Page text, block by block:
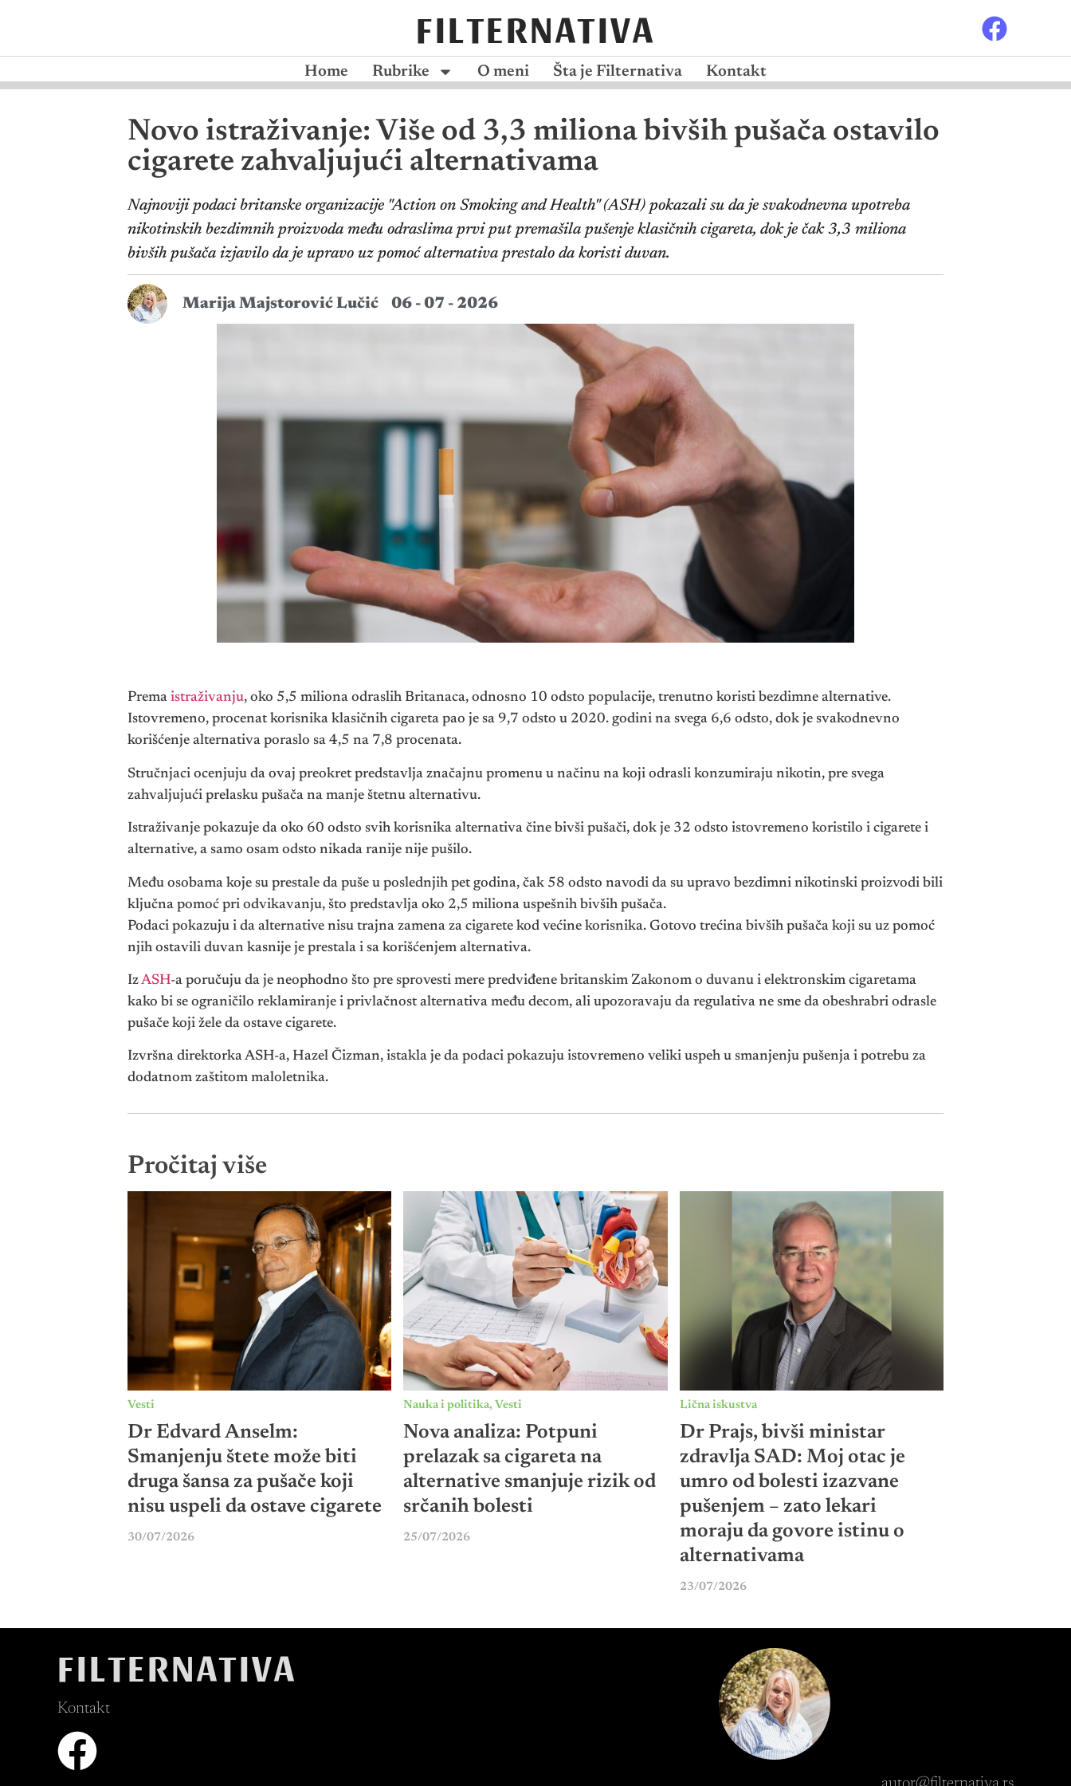
FILTERNATIVA
Home Rubrike O meni Šta je Filternativa Kontakt
Novo istraživanje: Više od 3,3 miliona bivših pušača ostavilo
cigarete zahvaljujući alternativama
Najnoviji podaci britanske organizacije "Action on Smoking and Health" (ASH) pokazali su da je svakodnevna upotreba
nikotinskih bezdimnih proizvoda među odraslima prvi put premašila pušenje klasičnih cigareta, dok je čak 3,3 miliona
bivših pušača izjavilo da je upravo uz pomoć alternativa prestalo da koristi duvan.
Marija Majstorović Lučić 06 - 07 - 2026
Prema istraživanju, oko 5,5 miliona odraslih Britanaca, odnosno 10 odsto populacije, trenutno koristi bezdimne alternative.
Istovremeno, procenat korisnika klasičnih cigareta pao je sa 9,7 odsto u 2020. godini na svega 6,6 odsto, dok je svakodnevno
korišćenje alternativa poraslo sa 4,5 na 7,8 procenata.
Stručnjaci ocenjuju da ovaj preokret predstavlja značajnu promenu u načinu na koji odrasli konzumiraju nikotin, pre svega
zahvaljujući prelasku pušača na manje štetnu alternativu.
Istraživanje pokazuje da oko 60 odsto svih korisnika alternativa čine bivši pušači, dok je 32 odsto istovremeno koristilo i cigarete i
alternative, a samo osam odsto nikada ranije nije pušilo.
Među osobama koje su prestale da puše u poslednjih pet godina, čak 58 odsto navodi da su upravo bezdimni nikotinski proizvodi bili
ključna pomoć pri odvikavanju, što predstavlja oko 2,5 miliona uspešnih bivših pušača.
Podaci pokazuju i da alternative nisu trajna zamena za cigarete kod većine korisnika. Gotovo trećina bivših pušača koji su uz pomoć
njih ostavili duvan kasnije je prestala i sa korišćenjem alternativa.
IzASH-a poručuju da je neophodno što pre sprovesti mere predviđene britanskim Zakonom o duvanu i elektronskim cigaretama
kako bi se ograničilo reklamiranje i privlačnost alternativa među decom, ali upozoravaju da regulativa ne sme da obeshrabri odrasle
pušače koji žele da ostave cigarete.
Izvršna direktorka ASH-a, Hazel Čizman, istakla je da podaci pokazuju istovremeno veliki uspeh u smanjenju pušenja i potrebu za
dodatnom zaštitom maloletnika.
Pročitaj više
Vesti
Dr Edvard Anselm:
Smanjenju štete može biti
druga šansa za pušače koji
nisu uspeli da ostave cigarete
30/07/2026
Nauka i politika,Vesti
Nova analiza: Potpuni
prelazak sa cigareta na
alternative smanjuje rizik od
srčanih bolesti
25/07/2026
Lična iskustva
Dr Prajs, bivši ministar
zdravlja SAD: Moj otac je
umro od bolesti izazvane
pušenjem – zato lekari
moraju da govore istinu o
alternativama
23/07/2026
FILTERNATIVA
Kontakt